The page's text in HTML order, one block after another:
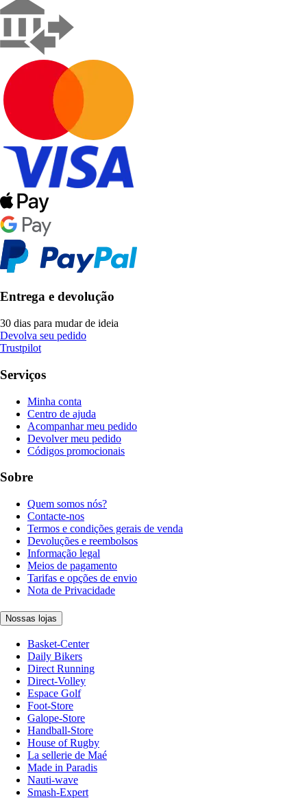
Entrega e devolução
30 dias para mudar de ideia
Devolva seu pedido
Trustpilot
Serviços
Minha conta
Centro de ajuda
Acompanhar meu pedido
Devolver meu pedido
Códigos promocionais
Sobre
Quem somos nós?
Contacte-nos
Termos e condições gerais de venda
Devoluções e reembolsos
Informação legal
Meios de pagamento
Tarifas e opções de envio
Nota de Privacidade
Nossas lojas
Basket-Center
Daily Bikers
Direct Running
Direct-Volley
Espace Golf
Foot-Store
Galope-Store
Handball-Store
House of Rugby
La sellerie de Maé
Made in Paradis
Nauti-wave
Smash-Expert